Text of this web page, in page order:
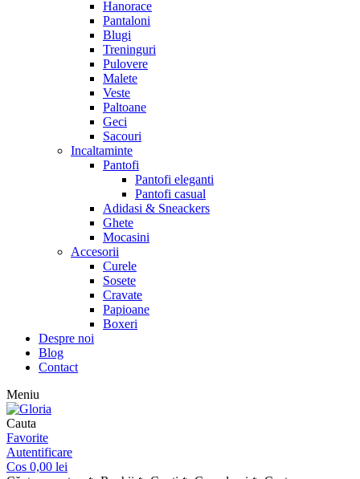
Hanorace
Pantaloni
Blugi
Treninguri
Pulovere
Malete
Veste
Paltoane
Geci
Sacouri
Incaltaminte
Pantofi
Pantofi eleganti
Pantofi casual
Adidasi & Sneackers
Ghete
Mocasini
Accesorii
Curele
Sosete
Cravate
Papioane
Boxeri
Despre noi
Blog
Contact
Meniu
Cauta
Favorite
Autentificare
Cos 0,00 lei